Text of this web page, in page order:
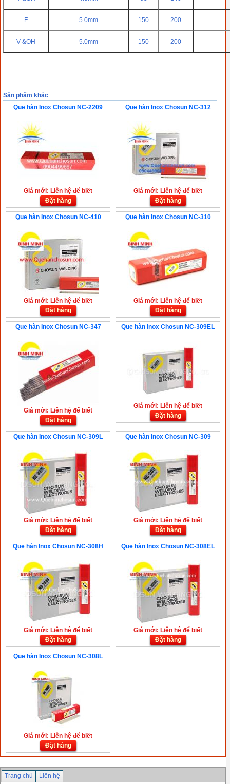
F 5.0mm 150 200
V &OH 5.0mm 150 200
Sản phẩm khác
Que hàn Inox Chosun NC-2209
Giá mới: Liên hệ để biết
Đặt hàng
Que hàn Inox Chosun NC-312
Giá mới: Liên hệ để biết
Đặt hàng
Que hàn Inox Chosun NC-410
Giá mới: Liên hệ để biết
Đặt hàng
Que hàn Inox Chosun NC-310
Giá mới: Liên hệ để biết
Đặt hàng
Que hàn Inox Chosun NC-347
Giá mới: Liên hệ để biết
Đặt hàng
Que hàn Inox Chosun NC-309EL
Giá mới: Liên hệ để biết
Đặt hàng
Que hàn Inox Chosun NC-309L
Giá mới: Liên hệ để biết
Đặt hàng
Que hàn Inox Chosun NC-309
Giá mới: Liên hệ để biết
Đặt hàng
Que hàn Inox Chosun NC-308H
Giá mới: Liên hệ để biết
Đặt hàng
Que hàn Inox Chosun NC-308EL
Giá mới: Liên hệ để biết
Đặt hàng
Que hàn Inox Chosun NC-308L
Giá mới: Liên hệ để biết
Đặt hàng
Trang chủ Liên hệ